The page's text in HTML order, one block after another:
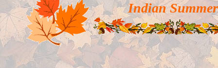
Indian Summer